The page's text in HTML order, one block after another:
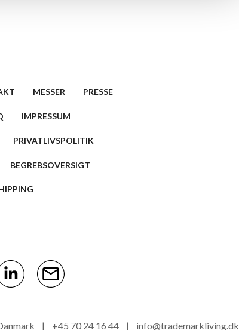
MESSER PRESSE
IMPRESSUM
PRIVATLIVSPOLITIK
BEGREBSOVERSIGT
| +45 70 24 16 44 | info@trademarkliving.dk